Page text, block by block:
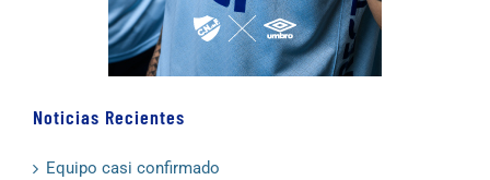
Noticias Recientes
Equipo casi confirmado